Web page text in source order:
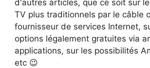
d'autres articles, que ce soit sur
TV plus traditionnels par le câble
fournisseur de services Internet,
options légalement gratuites via
applications, sur les possibilités
etc 😉